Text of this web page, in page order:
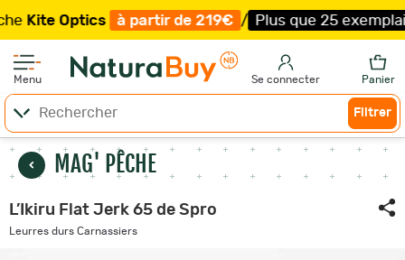
à partir de 219€ / Plus que 25 exemplaires ! /
Menu Se connecter Panier
Filtrer
MAG' PÊCHE
L’Ikiru Flat Jerk 65 de Spro
Leurres durs Carnassiers